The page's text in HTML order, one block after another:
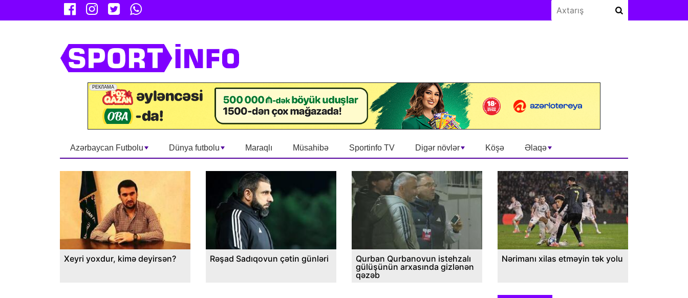
Azərbaycan Futbolu Dünya futbolu Maraqlı Müsahibə Sportinfo TV Digər növlər Köşə Əlaqə
Xeyri yoxdur, kimə deyirsən? Rəşad Sadıqovun çətin günləri
Qurban Qurbanovun istehzalı
gülüşünün arxasında gizlənən
qəzəb
Nərimanı xilas etməyin tək yolu